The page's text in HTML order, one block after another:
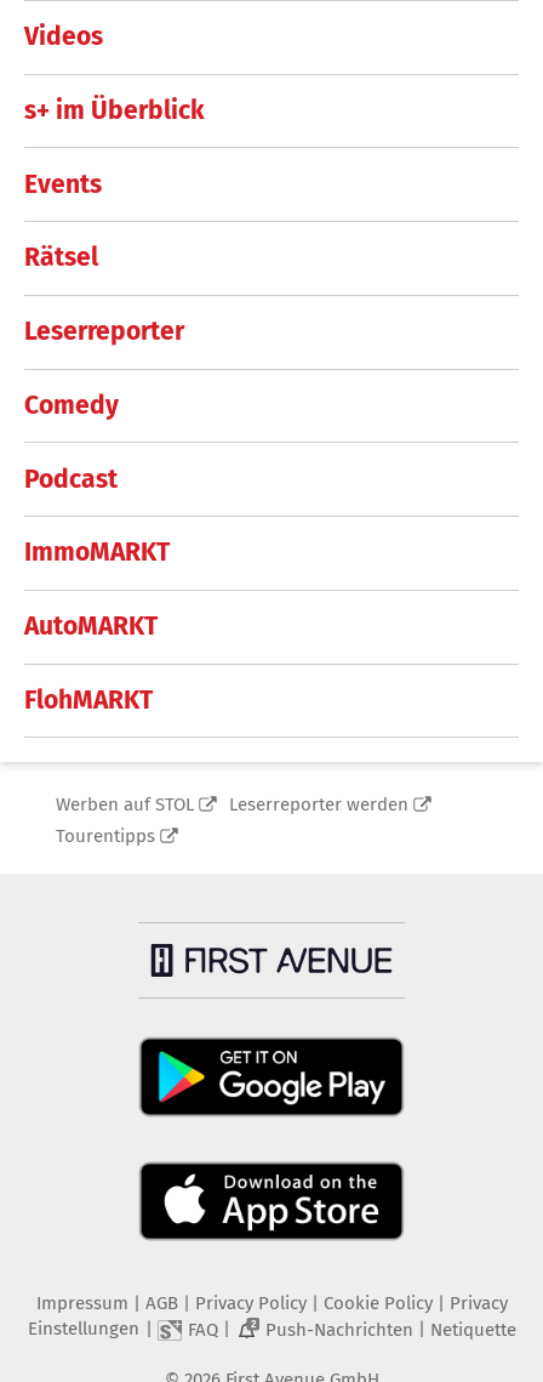
Videos
s+ im Überblick
Events
Rätsel
Leserreporter
Comedy
Podcast
ImmoMARKT
AutoMARKT
FlohMARKT
Werben auf STOL
Leserreporter werden
Tourentipps
Impressum AGB Privacy Policy| Cookie Policy| Privacy
Einstellungen
FAQ| 2 Push-Nachrichten Netiquette